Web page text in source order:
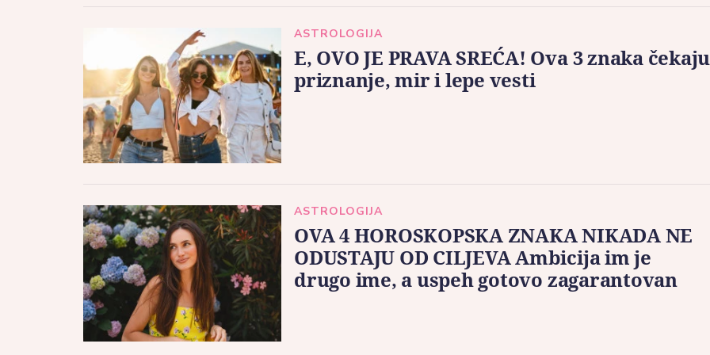
ASTROLOGIJA
E, OVO JE PRAVA SREĆA! Ova 3 znaka čekaju
priznanje, mir i lepe vesti
ASTROLOGIJA
OVA 4 HOROSKOPSKA ZNAKA NIKADA NE
ODUSTAJU OD CILJEVA Ambicija im je
drugo ime, a uspeh gotovo zagarantovan